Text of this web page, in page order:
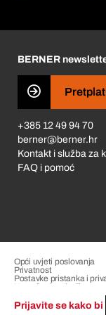
Prijavite se kako bi
Business Conduct
BERNER
+385 12 49 94 70
berner@berner.hr
Kontakt i služba za
FAQ i pomoć
Opći uvjeti poslovanja
Privatnost
Postavke pristanka i
Upravljanje pritužbama